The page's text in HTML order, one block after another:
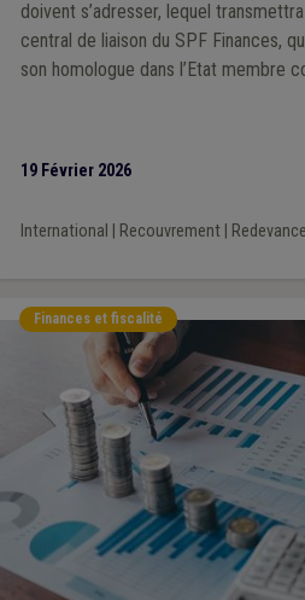
doivent s’adresser, lequel
central de liaison du SPF Finances,
son homologue dans l’Etat membre
19 Février 2026
International Recouvrement| Redevance
Finances et fiscalité